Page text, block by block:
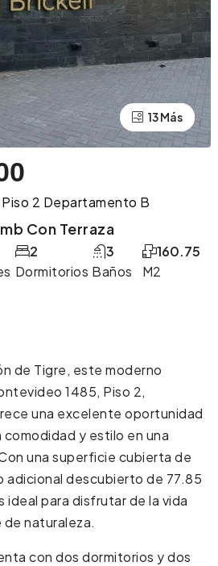
9 Más
13 Más
2 Departamento B
Con Terraza
Dormitorios
2
Baños
3
M2
160.75
de Tigre, este moderno
1485, Piso 2,
una excelente oportunidad
y estilo en una
una superficie cubierta de
adicional descubierto de 77.85
ideal para disfrutar de la vida
naturaleza.
con dos dormitorios y dos